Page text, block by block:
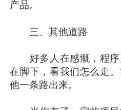
产品。
三、其他道路
好多人在感慨，程序
在脚下，看我们怎么走
他一条路出来。